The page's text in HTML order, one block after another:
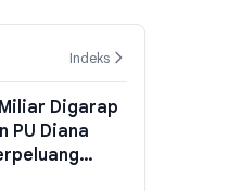
Indeks
Digarap
PU Diana
NTT